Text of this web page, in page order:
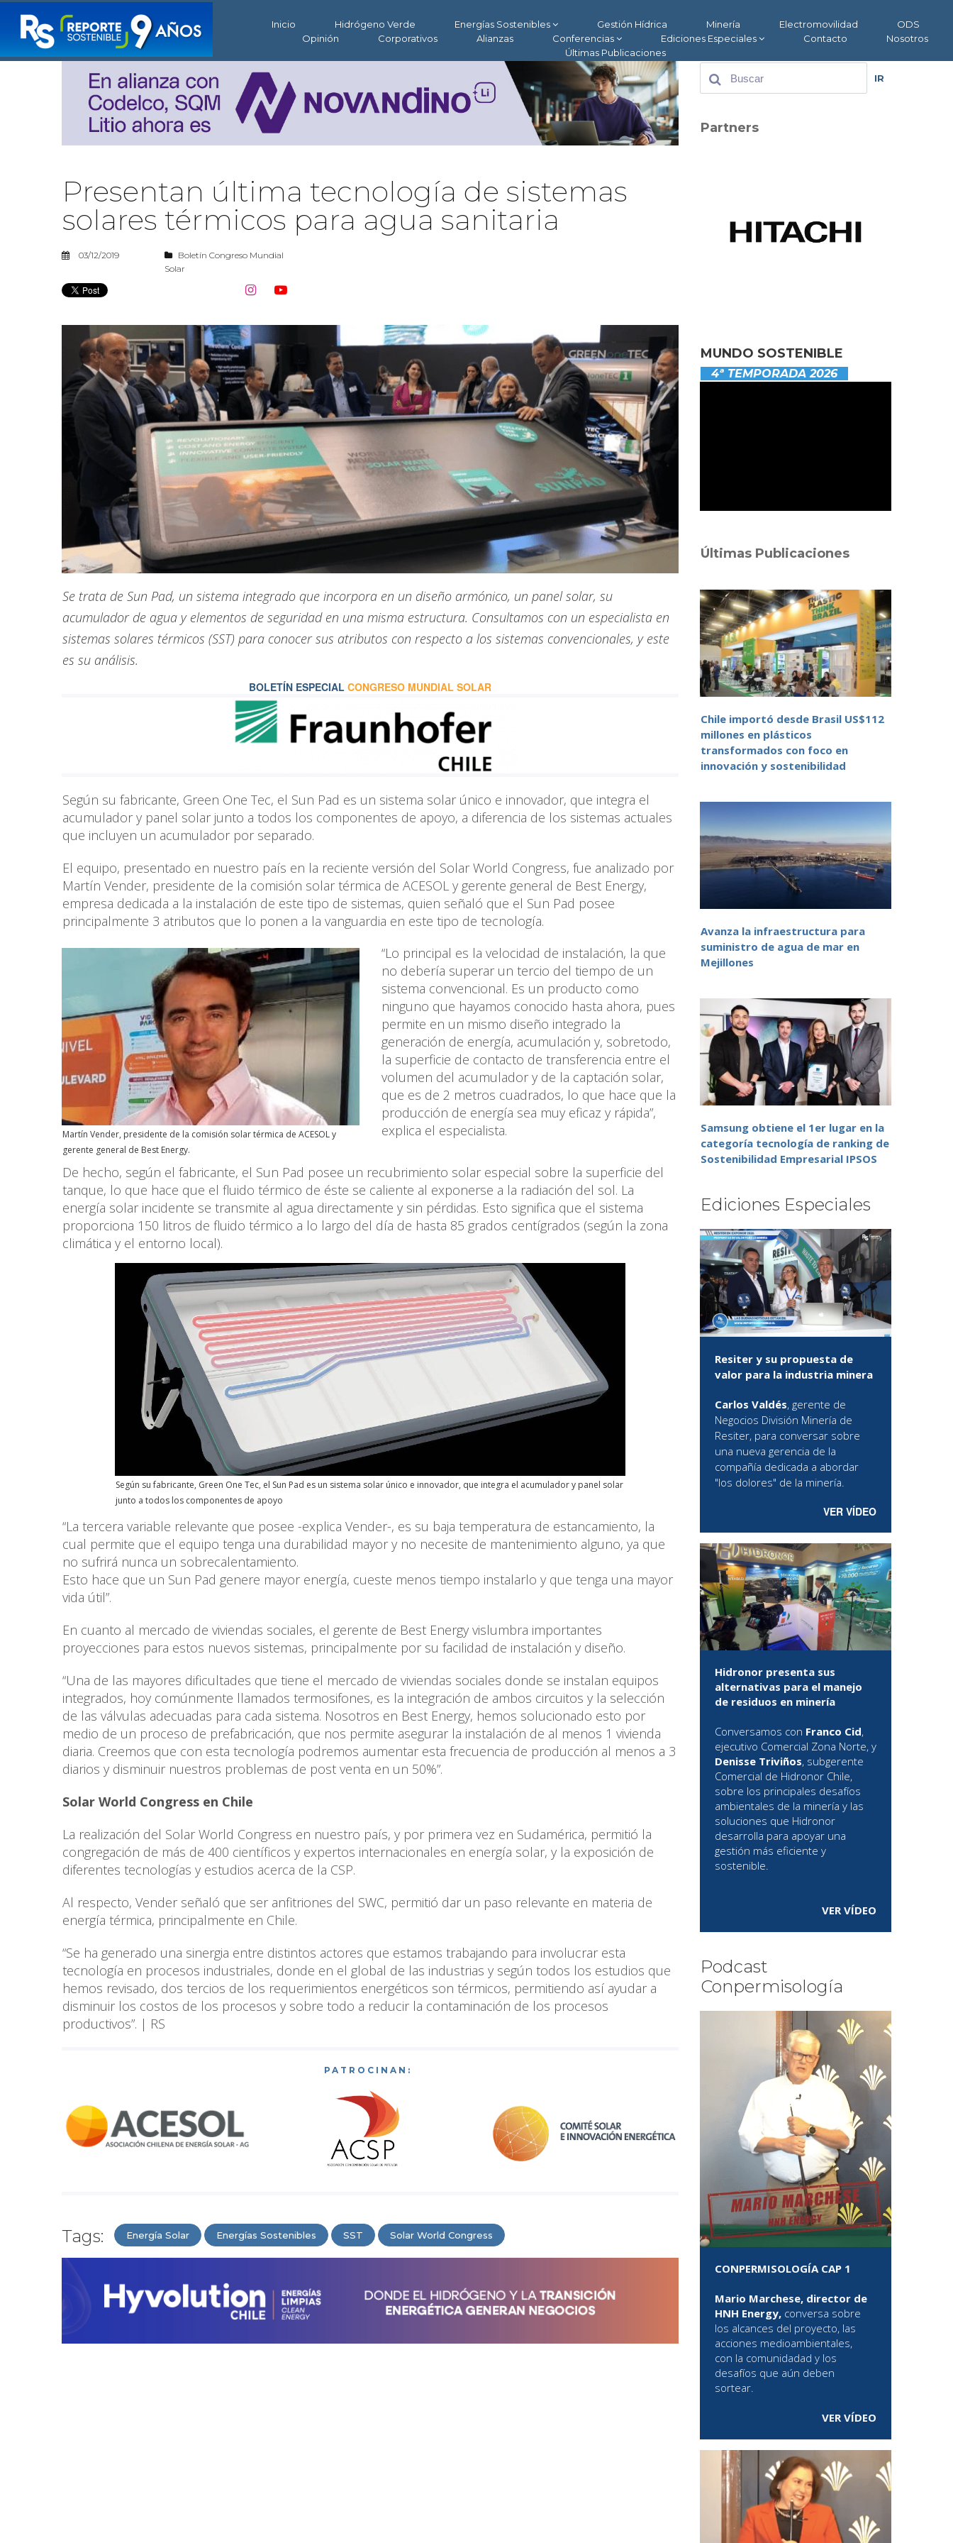
Inicio Hidrógeno Verde Energías Sostenibles Gestión Hídrica Minería Electromovilidad
ODS
Opinión
Corporativos Alianzas Conferencias Ediciones Especiales Contacto
Nosotros
Últimas Publicaciones
Presentan última tecnología de sistemas
solares térmicos para agua sanitaria
03/12/2019
Boletín Congreso Mundial
Solar
 
Se trata de Sun Pad, un sistema integrado que incorpora en un diseño armónico, un panel solar, su
acumulador de agua y elementos de seguridad en una misma estructura. Consultamos con un especialista en
sistemas solares térmicos (SST) para conocer sus atributos con respecto a los sistemas convencionales, y este
es su análisis.
BOLETÍN ESPECIAL CONGRESO MUNDIAL SOLAR
Según su fabricante, Green One Tec, el Sun Pad es un sistema solar único e innovador, que integra el
acumulador y panel solar junto a todos los componentes de apoyo, a diferencia de los sistemas actuales
que incluyen un acumulador por separado.
El equipo, presentado en nuestro país en la reciente versión del Solar World Congress, fue analizado por
Martín Vender, presidente de la comisión solar térmica de ACESOL y gerente general de Best Energy,
empresa dedicada a la instalación de este tipo de sistemas, quien señaló que el Sun Pad posee
principalmente 3 atributos que lo ponen a la vanguardia en este tipo de tecnología.
Martín Vender, presidente de la comisión solar térmica de ACESOL y
gerente general de Best Energy.
“Lo principal es la velocidad de instalación, la que
no debería superar un tercio del tiempo de un
sistema convencional. Es un producto como
ninguno que hayamos conocido hasta ahora, pues
permite en un mismo diseño integrado la
generación de energía, acumulación y, sobretodo,
la superficie de contacto de transferencia entre el
volumen del acumulador y de la captación solar,
que es de 2 metros cuadrados, lo que hace que la
producción de energía sea muy eficaz y rápida”,
explica el especialista.
De hecho, según el fabricante, el Sun Pad posee un recubrimiento solar especial sobre la superficie del
tanque, lo que hace que el fluido térmico de éste se caliente al exponerse a la radiación del sol. La
energía solar incidente se transmite al agua directamente y sin pérdidas. Esto significa que el sistema
proporciona 150 litros de fluido térmico a lo largo del día de hasta 85 grados centígrados (según la zona
climática y el entorno local).
Según su fabricante, Green One Tec, el Sun Pad es un sistema solar único e innovador, que integra el acumulador y panel solar
junto a todos los componentes de apoyo
“La tercera variable relevante que posee -explica Vender-, es su baja temperatura de estancamiento, la
cual permite que el equipo tenga una durabilidad mayor y no necesite de mantenimiento alguno, ya que
no sufrirá nunca un sobrecalentamiento.
Esto hace que un Sun Pad genere mayor energía, cueste menos tiempo instalarlo y que tenga una mayor
vida útil”.
En cuanto al mercado de viviendas sociales, el gerente de Best Energy vislumbra importantes
proyecciones para estos nuevos sistemas, principalmente por su facilidad de instalación y diseño.
“Una de las mayores dificultades que tiene el mercado de viviendas sociales donde se instalan equipos
integrados, hoy comúnmente llamados termosifones, es la integración de ambos circuitos y la selección
de las válvulas adecuadas para cada sistema. Nosotros en Best Energy, hemos solucionado esto por
medio de un proceso de prefabricación, que nos permite asegurar la instalación de al menos 1 vivienda
diaria. Creemos que con esta tecnología podremos aumentar esta frecuencia de producción al menos a 3
diarios y disminuir nuestros problemas de post venta en un 50%”.
Solar World Congress en Chile
La realización del Solar World Congress en nuestro país, y por primera vez en Sudamérica, permitió la
congregación de más de 400 científicos y expertos internacionales en energía solar, y la exposición de
diferentes tecnologías y estudios acerca de la CSP.
Al respecto, Vender señaló que ser anfitriones del SWC, permitió dar un paso relevante en materia de
energía térmica, principalmente en Chile.
“Se ha generado una sinergia entre distintos actores que estamos trabajando para involucrar esta
tecnología en procesos industriales, donde en el global de las industrias y según todos los estudios que
hemos revisado, dos tercios de los requerimientos energéticos son térmicos, permitiendo así ayudar a
disminuir los costos de los procesos y sobre todo a reducir la contaminación de los procesos
productivos”. | RS
PATROCINAN:
Tags: Energía Solar Energías Sostenibles SST Solar World Congress
IR
Partners
MUNDO SOSTENIBLE
4ª TEMPORADA 2026
Últimas Publicaciones
Chile importó desde Brasil US$112
millones en plásticos
transformados con foco en
innovación y sostenibilidad
Avanza la infraestructura para
suministro de agua de mar en
Mejillones
Samsung obtiene el 1er lugar en la
categoría tecnología de ranking de
Sostenibilidad Empresarial IPSOS
Ediciones Especiales
Resiter y su propuesta de
valor para la industria minera
Carlos Valdés, gerente de
Negocios División Minería de
Resiter, para conversar sobre
una nueva gerencia de la
compañía dedicada a abordar
"los dolores" de la minería.
VER VÍDEO
Hidronor presenta sus
alternativas para el manejo
de residuos en minería
Conversamos con Franco Cid,
ejecutivo Comercial Zona Norte, y
Denisse Triviños, subgerente
Comercial de Hidronor Chile,
sobre los principales desafíos
ambientales de la minería y las
soluciones que Hidronor
desarrolla para apoyar una
gestión más eficiente y
sostenible.
VER VÍDEO
Podcast
Conpermisología
CONPERMISOLOGÍA CAP 1
Mario Marchese, director de
HNH Energy, conversa sobre
los alcances del proyecto, las
acciones medioambientales,
con la comunidadad y los
desafíos que aún deben
sortear.
VER VÍDEO